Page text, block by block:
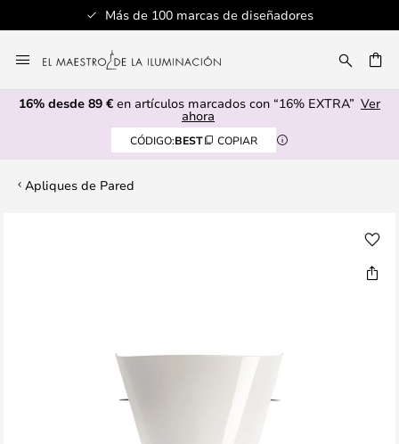
Más de 100 marcas de diseñadores
al
contenido
16% desde 89 € en artículos marcados con “16% EXTRA” Ver
ahora
CÓDIGO:BEST COPIAR
Apliques de Pared